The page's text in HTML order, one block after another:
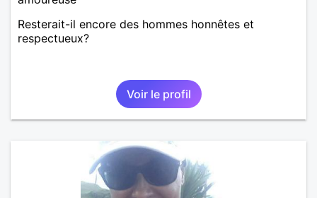
Resterait-il encore des hommes honnêtes et
respectueux?
Voir le profil